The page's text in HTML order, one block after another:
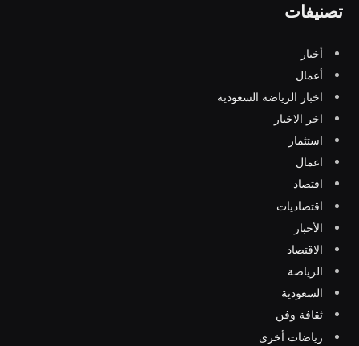
تصنيفات
أخبار
أعمال
اخبار الرياضة السعودية
اخر الاخبار
استثمار
اعمال
اقتصاد
اقتصاديات
الأخبار
الاقتصاد
الرياضة
السعودية
ثقافة وفن
رياضات أخرى